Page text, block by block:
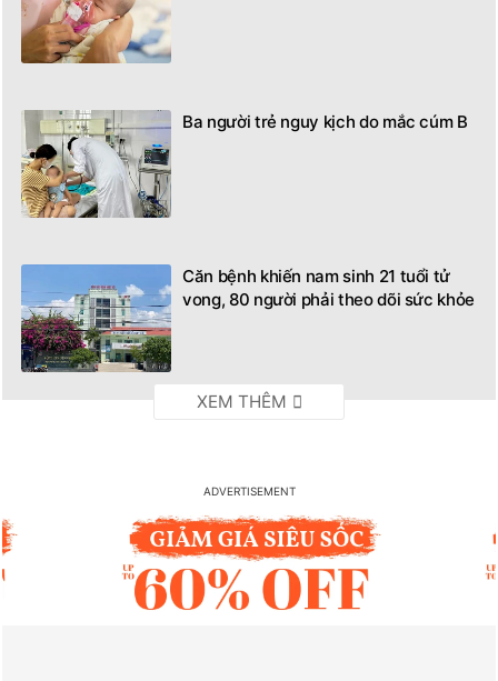
Ba người trẻ nguy kịch do mắc cúm B
Căn bệnh khiến nam sinh 21 tuổi tử
vong, 80 người phải theo dõi sức khỏe